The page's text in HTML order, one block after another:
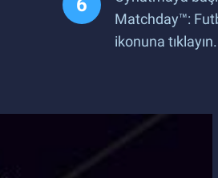
Matchday™:
ikonuna tıklayın.